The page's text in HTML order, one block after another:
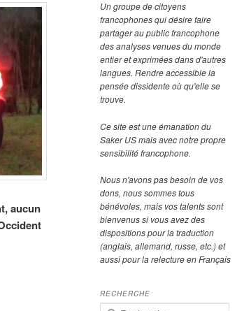
aucun
Un groupe de citoyens
francophones qui désire faire
partager au public francophone
des analyses venues du monde
entier et exprimées dans d'autres
langues. Rendre accessible la
pensée dissidente où qu'elle se
trouve.
Ce site est une émanation du
Saker US mais avec notre propre
sensibilité francophone.
Nous n'avons pas besoin de vos
dons, nous sommes tous
bénévoles, mais vos talents sont
bienvenus si vous avez des
dispositions pour la traduction
(anglais, allemand, russe, etc.) et
aussi pour la relecture en Français
RECHERCHE